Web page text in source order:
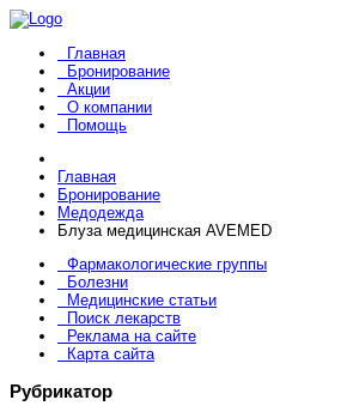
Главная
Бронирование
Акции
О компании
Помощь
Главная
Бронирование
Медодежда
Блуза медицинская AVEMED
Фармакологические группы
Болезни
Медицинские статьи
Поиск лекарств
Реклама на сайте
Карта сайта
Рубрикатор